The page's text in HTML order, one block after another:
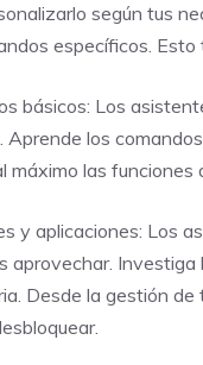
según tus
específicos.
básicos: Los
Aprende los
máximo las
y aplicaciones: Los
aprovechar.
Desde la gestión